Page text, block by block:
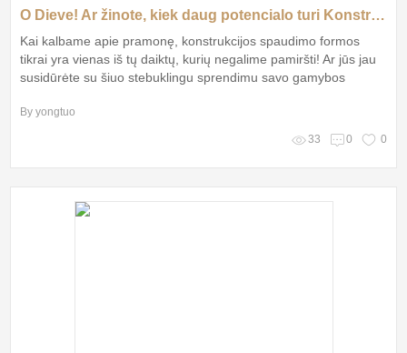
O Dieve! Ar žinote, kiek daug potencialo turi Konstrukcijos spaudimo formos?
Kai kalbame apie pramonę, konstrukcijos spaudimo formos
tikrai yra vienas iš tų daiktų, kurių negalime pamiršti! Ar jūs jau
susidūrėte su šiuo stebuklingu sprendimu savo gamybos
profesionalas, ar pradedantis verslininkas, šios formos gali tapti
By yongtuo
33 0 0